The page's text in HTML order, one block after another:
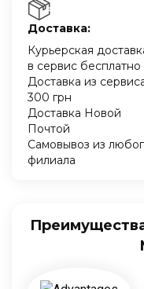
Доставка:
Курьерская
в сервис бесплатно
Доставка из
300 грн
Доставка Новой
Почтой
Самовывоз из
филиала